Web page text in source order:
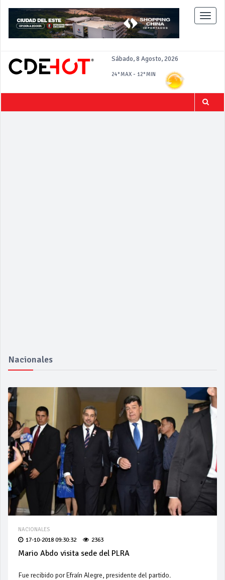
Sábado, 8 Agosto, 2026
24°MAX - 12°MIN
Toggle
Nacionales
NACIONALES
17-10-2018 09:30:32 2363
Mario Abdo visita sede del PLRA
Fue recibido por Efraín Alegre, presidente del partido.